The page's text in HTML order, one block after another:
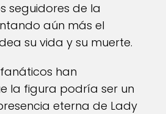
seguidores de la
aún más el
su vida y su muerte.
han
la figura podría ser un
eterna de Lady